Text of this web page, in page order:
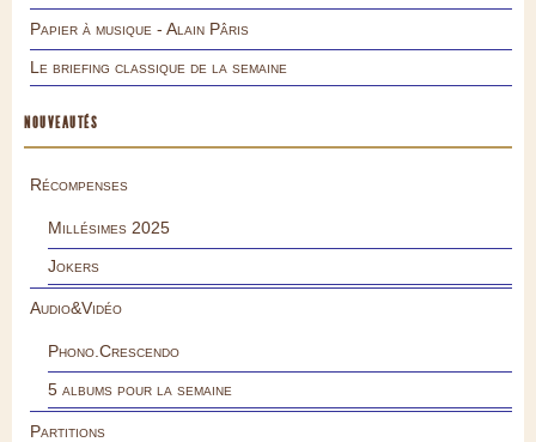
Papier à musique - Alain Pâris
Le briefing classique de la semaine
NOUVEAUTÉS
Récompenses
Millésimes 2025
Jokers
Audio&Vidéo
Phono.Crescendo
5 albums pour la semaine
Partitions